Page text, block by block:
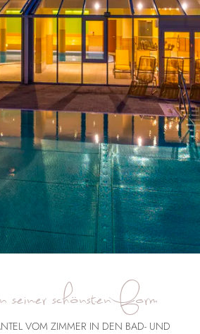
schönsten Form
VOM ZIMMER IN DEN BAD- UND